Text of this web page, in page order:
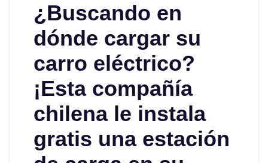
¿Buscando en
dónde cargar su
carro eléctrico?
¡Esta compañía
chilena le instala
gratis una estación